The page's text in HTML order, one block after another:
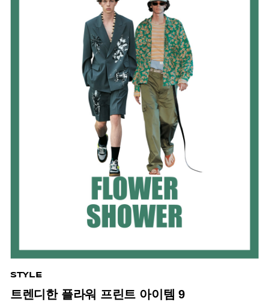
STYLE
트렌디한 플라워 프린트 아이템 9